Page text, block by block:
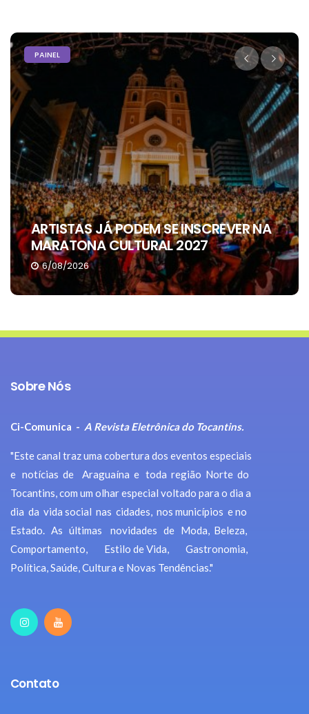
PAINEL
ARTISTAS JÁ PODEM SE INSCREVER NA
MARATONA CULTURAL 2027
6/08/2026
Sobre Nós
Ci-Comunica - A Revista Eletrônica do Tocantins.
"Este canal traz uma cobertura dos eventos especiais
e notícias de Araguaína e toda região Norte do
Tocantins, com um olhar especial voltado para o dia a
dia da vida social nas cidades, nos municípios e no
Estado. As últimas novidades de Moda, Beleza,
Comportamento, Estilo de Vida, Gastronomia,
Política, Saúde, Cultura e Novas Tendências."
Contato